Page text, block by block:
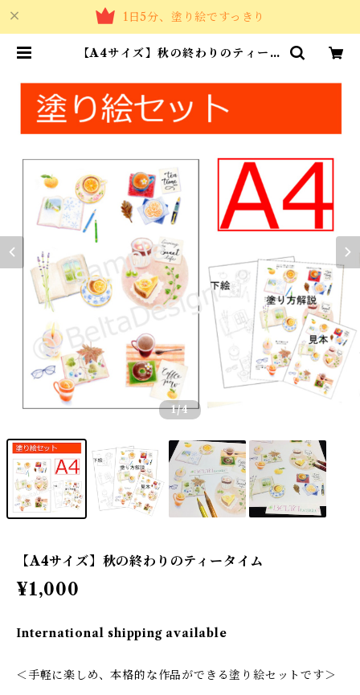
1日5分、塗り絵ですっきり
【A4サイズ】秋の終わりのティータ
1/4
【A4サイズ】秋の終わりのティータイム
¥1,000
International shipping available
＜手軽に楽しめ、本格的な作品ができる塗り絵セットです＞